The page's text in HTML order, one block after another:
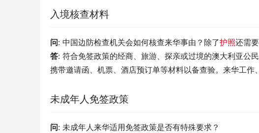
入境核查材料
问: 中国边防检查机关会如何核查来华事由？除了护照还需
答: 符合免签政策的经商、旅游、探亲或过境的澳大利亚公
携带邀请函、机票、酒店预订单等材料以备查验。来华工作
未成年人免签政策
问: 未成年人来华适用免签政策是否有特殊要求？